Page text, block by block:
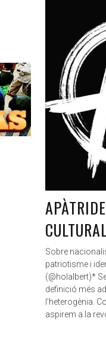
Sobre
patriotisme i
(@holalbert)*
definició més
l’heterogènia.
aspirem a la